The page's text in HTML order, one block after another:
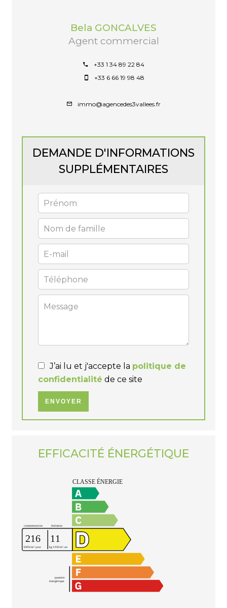
Bela GONCALVES
Agent commercial
+33 1 34 89 22 84
+33 6 66 19 98 48
immo@agencedes3vallees.fr
DEMANDE D'INFORMATIONS
SUPPLÉMENTAIRES
J’ai lu et j'accepte la politique de
confidentialité de ce site
ENVOYER
EFFICACITÉ ÉNERGÉTIQUE